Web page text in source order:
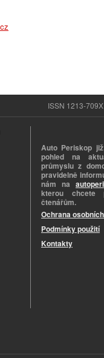
ISSN 1213-
Auto Periskop
pohled na
průmyslu z
pravidelně
nám na
kterou chcete
čtenářům.
Ochrana
Podmínky použití
Kontakty